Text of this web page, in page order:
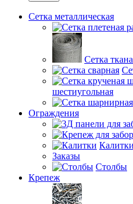
Сетка металлическая
Сетка
шестиугольная
Ограждения
Калитки
Заказы
Столбы
Крепеж